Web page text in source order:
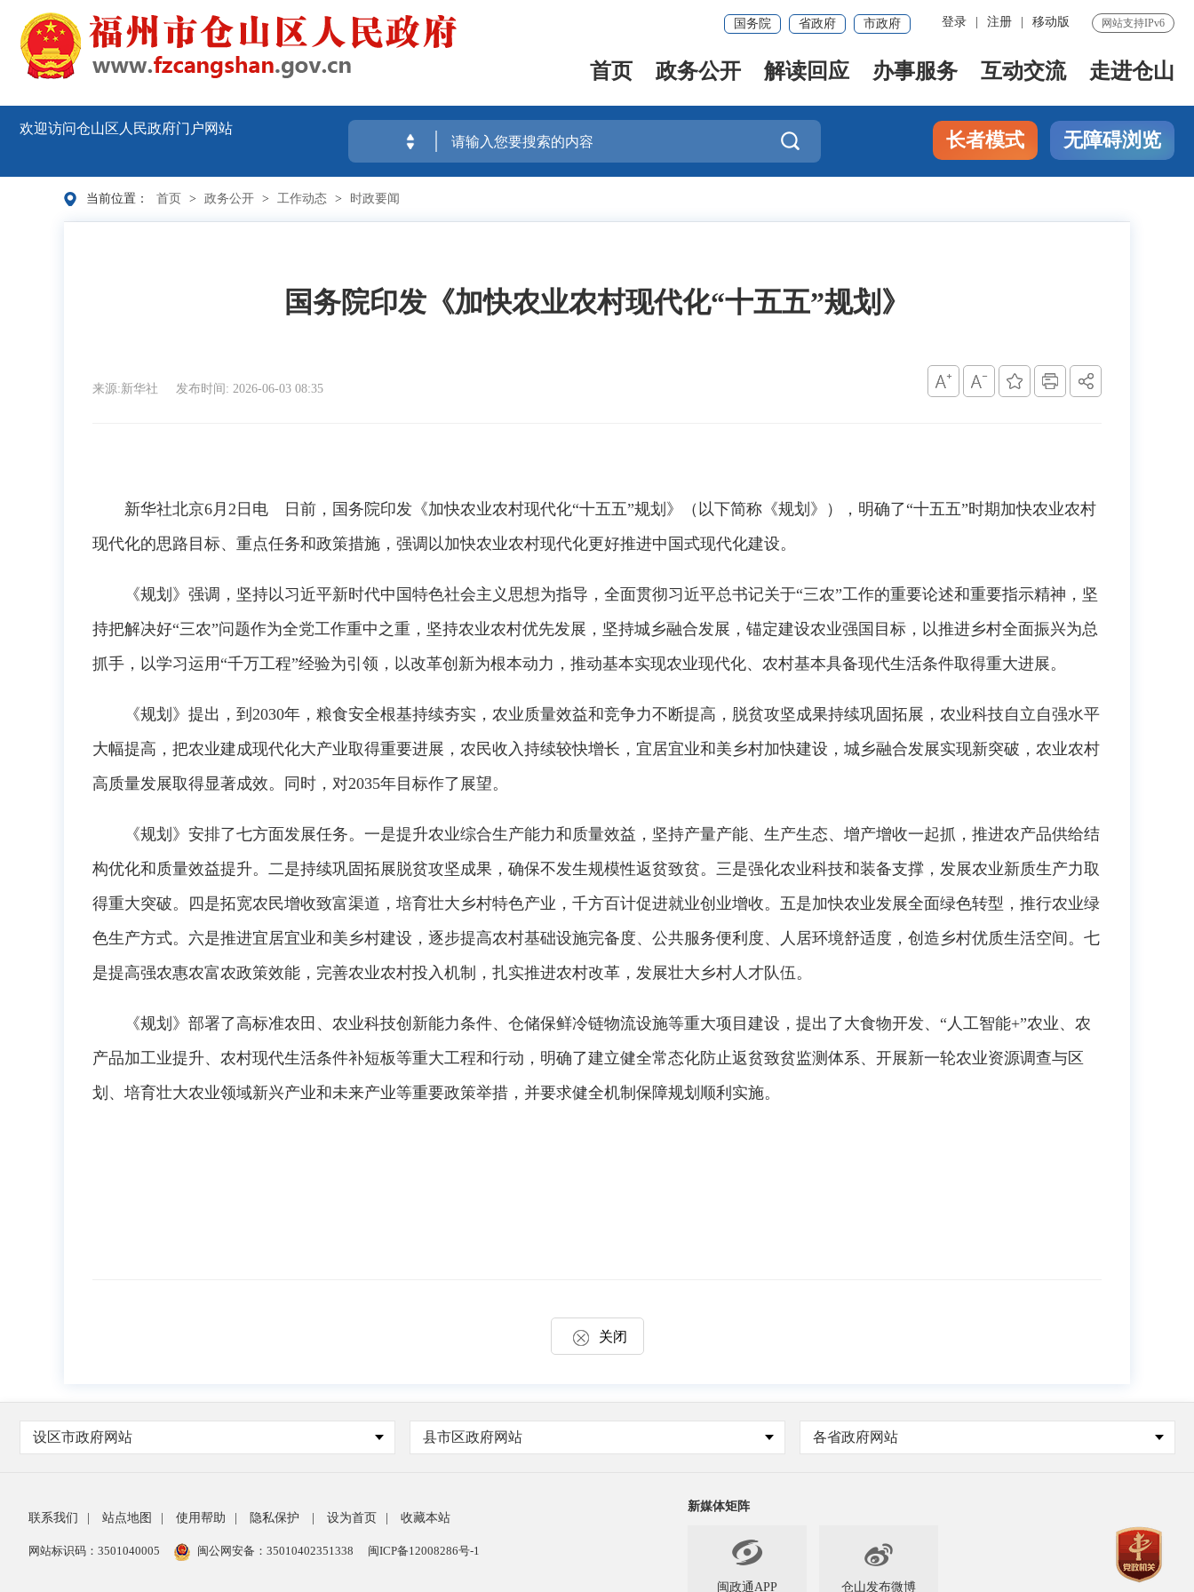
网站支持IPv6
登录 注册 移动版
国务院 省政府 市政府
首页 政务公开 解读回应 办事服务 互动交流 走进仓山
欢迎访问仓山区人民政府门户网站
 长者模式 无障碍浏览
当前位置： 首页 > 政务公开 > 工作动态 > 时政要闻
国务院印发《加快农业农村现代化“十五五”规划》
来源:新华社 发布时间: 2026-06-03 08:35
新华社北京6月2日电 日前，国务院印发《加快农业农村现代化“十五五”规划》（以下简称《规划》），明确了“十五五”时期加快农业农村
现代化的思路目标、重点任务和政策措施，强调以加快农业农村现代化更好推进中国式现代化建设。
《规划》强调，坚持以习近平新时代中国特色社会主义思想为指导，全面贯彻习近平总书记关于“三农”工作的重要论述和重要指示精神，坚
持把解决好“三农”问题作为全党工作重中之重，坚持农业农村优先发展，坚持城乡融合发展，锚定建设农业强国目标，以推进乡村全面振兴为总
抓手，以学习运用“千万工程”经验为引领，以改革创新为根本动力，推动基本实现农业现代化、农村基本具备现代生活条件取得重大进展。
《规划》提出，到2030年，粮食安全根基持续夯实，农业质量效益和竞争力不断提高，脱贫攻坚成果持续巩固拓展，农业科技自立自强水平
大幅提高，把农业建成现代化大产业取得重要进展，农民收入持续较快增长，宜居宜业和美乡村加快建设，城乡融合发展实现新突破，农业农村
高质量发展取得显著成效。同时，对2035年目标作了展望。
《规划》安排了七方面发展任务。一是提升农业综合生产能力和质量效益，坚持产量产能、生产生态、增产增收一起抓，推进农产品供给结
构优化和质量效益提升。二是持续巩固拓展脱贫攻坚成果，确保不发生规模性返贫致贫。三是强化农业科技和装备支撑，发展农业新质生产力取
得重大突破。四是拓宽农民增收致富渠道，培育壮大乡村特色产业，千方百计促进就业创业增收。五是加快农业发展全面绿色转型，推行农业绿
色生产方式。六是推进宜居宜业和美乡村建设，逐步提高农村基础设施完备度、公共服务便利度、人居环境舒适度，创造乡村优质生活空间。七
是提高强农惠农富农政策效能，完善农业农村投入机制，扎实推进农村改革，发展壮大乡村人才队伍。
《规划》部署了高标准农田、农业科技创新能力条件、仓储保鲜冷链物流设施等重大项目建设，提出了大食物开发、“人工智能+”农业、农
产品加工业提升、农村现代生活条件补短板等重大工程和行动，明确了建立健全常态化防止返贫致贫监测体系、开展新一轮农业资源调查与区
划、培育壮大农业领域新兴产业和未来产业等重要政策举措，并要求健全机制保障规划顺利实施。
关闭
设区市政府网站 县市区政府网站 各省政府网站
联系我们 站点地图 使用帮助 隐私保护 设为首页 收藏本站
网站标识码：3501040005 闽公网安备：35010402351338 闽ICP备12008286号-1
新媒体矩阵

闽政通APP

仓山发布微博